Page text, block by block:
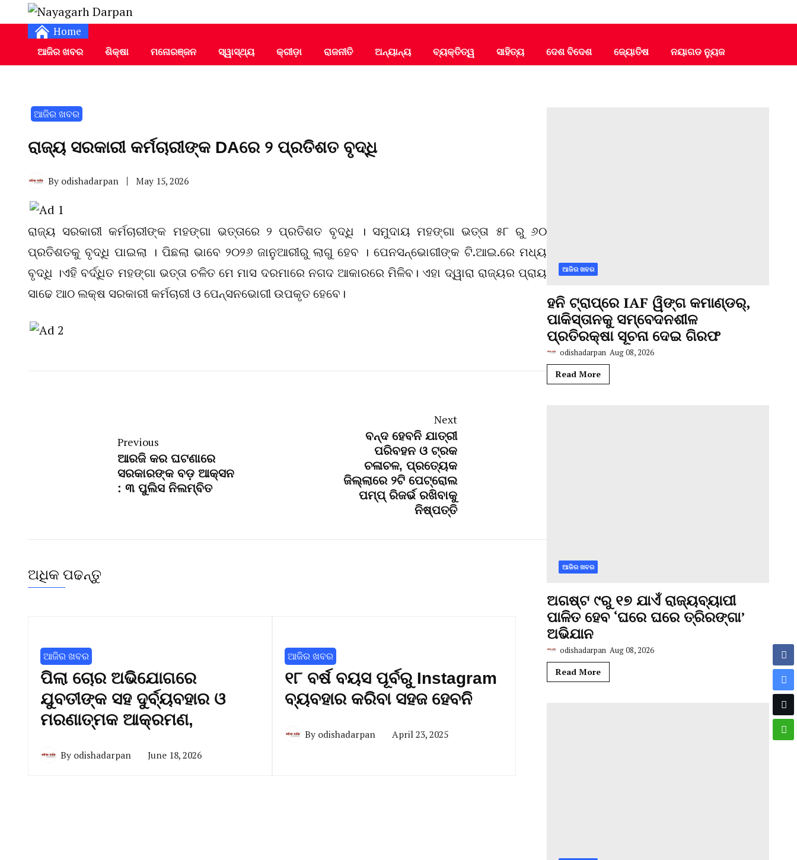
Nayagarh Darpan
Daily Odia News
Home
ଆଜିର ଖବର ଶିକ୍ଷା ମନୋରଞ୍ଜନ ସ୍ୱାସ୍ଥ୍ୟ କ୍ରୀଡ଼ା ରାଜନୀତି ଅନ୍ୟାନ୍ୟ ବ୍ୟକ୍ତିତ୍ୱ ସାହିତ୍ୟ ଦେଶ ବିଦେଶ ଜ୍ୟୋତିଷ ନୟାଗଡ ନ୍ୟୁଜ
ଆଜିର ଖବର
ରାଜ୍ୟ ସରକାରୀ କର୍ମଚାରୀଙ୍କ DAରେ ୨ ପ୍ରତିଶତ ବୃଦ୍ଧି
By odishadarpan May 15, 2026
ରାଜ୍ୟ ସରକାରୀ କର୍ମଚାରୀଙ୍କ ମହଙ୍ଗା ଭତ୍ତାରେ ୨ ପ୍ରତିଶତ ବୃଦ୍ଧି । ସମୁଦାୟ ମହଙ୍ଗା ଭତ୍ତା ୫୮ ରୁ ୬୦
ପ୍ରତିଶତକୁ ବୃଦ୍ଧି ପାଇଲା । ପିଛଲା ଭାବେ ୨୦୨୬ ଜାନୁଆରୀରୁ ଲାଗୁ ହେବ । ପେନସନ୍‌ଭୋଗୀଙ୍କ ଟି.ଆଇ.ରେ ମଧ୍ୟ
ବୃଦ୍ଧି ।ଏହି ବର୍ଦ୍ଧିତ ମହଙ୍ଗା ଭତ୍ତା ଚଳିତ ମେ ମାସ ଦରମାରେ ନଗଦ ଆକାରରେ ମିଳିବ। ଏହା ଦ୍ୱାରା ରାଜ୍ୟର ପ୍ରାୟ
ସାଢେ ଆଠ ଲକ୍ଷ ସରକାରୀ କର୍ମଚାରୀ ଓ ପେନ୍‌ସନଭୋଗୀ ଉପକୃତ ହେବେ।
Previous
ଆରଜି କର ଘଟଣାରେ
ସରକାରଙ୍କ ବଡ଼ ଆକ୍ସନ
: ୩ ପୁଲିସ ନିଲମ୍ବିତ
Next
ବନ୍ଦ ହେବନି ଯାତ୍ରୀ
ପରିବହନ ଓ ଟ୍ରକ
ଚଳାଚଳ, ପ୍ରତ୍ୟେକ
ଜିଲ୍ଲାରେ ୨ଟି ପେଟ୍ରୋଲ
ପମ୍ପ୍‌ ରିଜର୍ଭ ରଖିବାକୁ
ନିଷ୍ପତ୍ତି
ଅଧିକ ପଢନ୍ତୁ
ଆଜିର ଖବର
ପିଲା ଚୋର ଅଭିଯୋଗରେ
ଯୁବତୀଙ୍କ ସହ ଦୁର୍ବ୍ୟବହାର ଓ
ମରଣାତ୍ମକ ଆକ୍ରମଣ,
By odishadarpan June 18, 2026
ଆଜିର ଖବର
୧୮ ବର୍ଷ ବୟସ ପୂର୍ବରୁ Instagram
ବ୍ୟବହାର କରିବା ସହଜ ହେବନି
By odishadarpan April 23, 2025
ଆଜିର ଖବର
ହନି ଟ୍ରାପ୍‌ରେ IAF ୱିଙ୍ଗ କମାଣ୍ଡର୍,
ପାକିସ୍ତାନକୁ ସମ୍ବେଦନଶୀଳ
ପ୍ରତିରକ୍ଷା ସୂଚନା ଦେଇ ଗିରଫ
odishadarpan Aug 08, 2026
Read More
ଆଜିର ଖବର
ଅଗଷ୍ଟ ୯ରୁ ୧୭ ଯାଏଁ ରାଜ୍ୟବ୍ୟାପୀ
ପାଳିତ ହେବ ‘ଘରେ ଘରେ ତ୍ରିରଙ୍ଗା’
ଅଭିଯାନ
odishadarpan Aug 08, 2026
Read More